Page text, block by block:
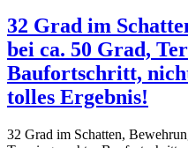
32 Grad im
bei ca. 50 Grad,
Baufortschritt,
tolles Ergebnis!
32 Grad im Schatten,